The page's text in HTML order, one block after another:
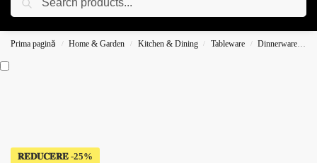
Cesiro
Prima pagină / Home & Garden / Kitchen & Dining / Tableware / Dinnerware
𝐑𝐄𝐃𝐔𝐂𝐄𝐑𝐄